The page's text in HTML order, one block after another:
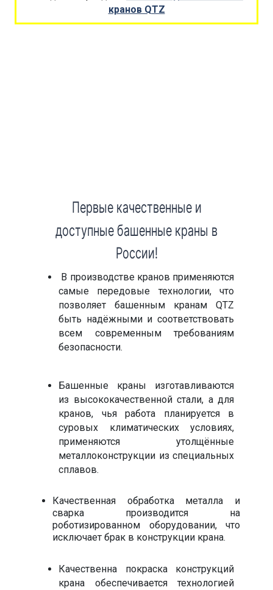
кранов QTZ
Первые качественные и
доступные башенные краны в
России!​
В производстве кранов применяются
самые передовые технологии, что
позволяет башенным кранам QTZ
быть надёжными и соответствовать
всем современным требованиям
безопасности.​
Башенные краны изготавливаются
из высококачественной стали, а для
кранов, чья работа планируется в
суровых климатических условиях,
применяются утолщённые
металлоконструкции из специальных
сплавов.​
Качественная обработка металла и
сварка производится на
роботизированном оборудовании, что
исключает брак в конструкции крана.​
Качественна покраска конструкций
крана обеспечивается технологией